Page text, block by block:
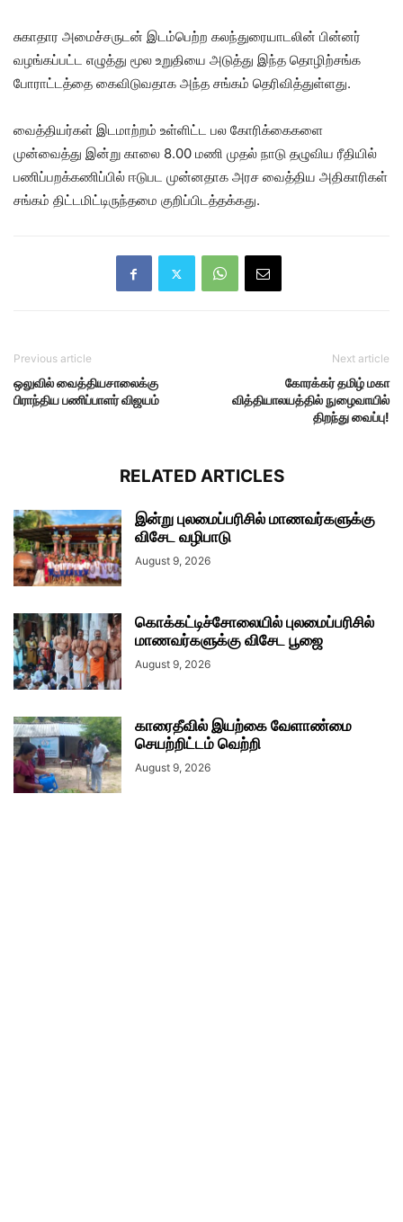
சுகாதார அமைச்சருடன் இடம்பெற்ற கலந்துரையாடலின் பின்னர்
வழங்கப்பட்ட எழுத்து மூல உறுதியை அடுத்து இந்த தொழிற்சங்க
போராட்டத்தை கைவிடுவதாக அந்த சங்கம் தெரிவித்துள்ளது.
வைத்தியர்கள் இடமாற்றம் உள்ளிட்ட பல கோரிக்கைகளை
முன்வைத்து இன்று காலை 8.00 மணி முதல் நாடு தழுவிய ரீதியில்
பணிப்பறக்கணிப்பில் ஈடுபட முன்னதாக அரச வைத்திய அதிகாரிகள்
சங்கம் திட்டமிட்டிருந்தமை குறிப்பிடத்தக்கது.
Previous article
ஒலுவில் வைத்தியசாலைக்கு
பிராந்திய பணிப்பாளர் விஜயம்
Next article
கோரக்கர் தமிழ் மகா
வித்தியாலயத்தில் நுழைவாயில்
திறந்து வைப்பு!
RELATED ARTICLES
இன்று புலமைப்பரிசில் மாணவர்களுக்கு
விசேட வழிபாடு
August 9, 2026
கொக்கட்டிச்சோலையில் புலமைப்பரிசில்
மாணவர்களுக்கு விசேட பூஜை
August 9, 2026
காரைதீவில் இயற்கை வேளாண்மை
செயற்றிட்டம் வெற்றி
August 9, 2026